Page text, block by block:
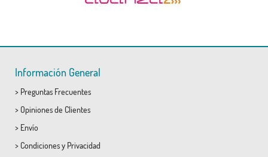
Información General
> Preguntas Frecuentes
> Opiniones de Clientes
> Envío
> Condicionesy Privacidad